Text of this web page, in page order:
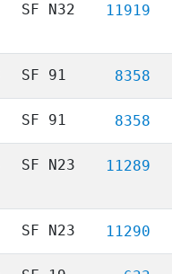
SF N32 11919
SF 91 8358
SF 91 8358
SF N23 11289
SF N23 11290